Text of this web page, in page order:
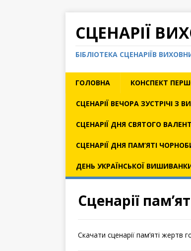
СЦЕНАРІЇ
БІБЛІОТЕКА СЦЕНАРІЇВ
ГОЛОВНА КОНСПЕКТ
СЦЕНАРІЇ ВЕЧОРА ЗУСТРІЧІ З
СЦЕНАРІЇ ДНЯ СВЯТОГО
СЦЕНАРІЇ ДНЯ ПАМ’ЯТІ
ДЕНЬ УКРАЇНСЬКОЇ
Сценарії
Скачати сценарії пам’яті жертв